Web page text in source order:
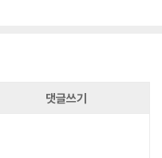
댓글쓰기